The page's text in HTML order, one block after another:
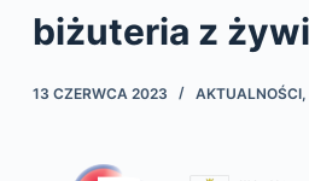
obiżuteria z
13 CZERWCA 2023 AKTUALNOŚCI,